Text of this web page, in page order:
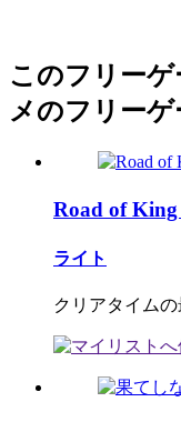
このフリー
メのフリーゲ
Road of King
ライト
クリアタイムの